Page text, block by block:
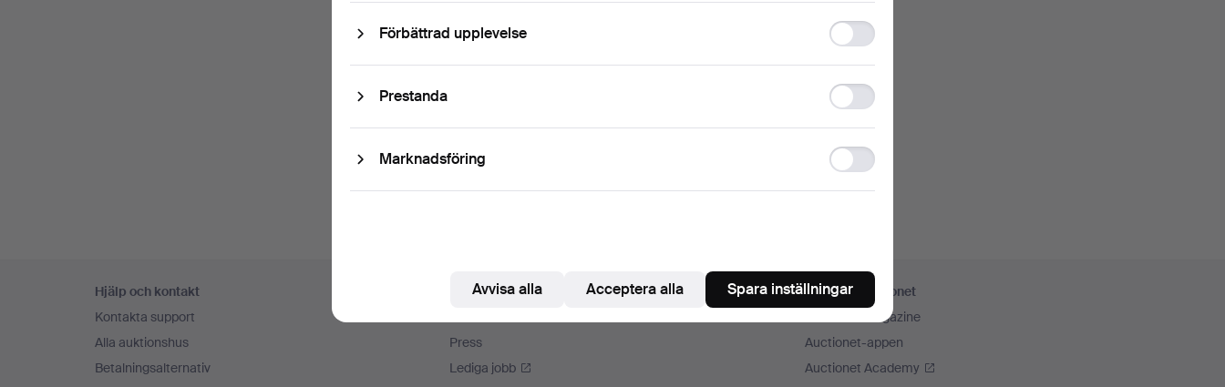
Hjälp och kontakt
Kontakta support
Alla auktionshus
Betalningsalternativ
Auctionet
Press
Lediga jobb
Mer från Auctionet
Auctionet Magazine
Auctionet-appen
Auctionet Academy
Förbättrad upplevelse
Functionality
storage
Prestanda
Statistics
storage
Marknadsföring
Ad
storage
Avvisa alla Acceptera alla Spara inställningar